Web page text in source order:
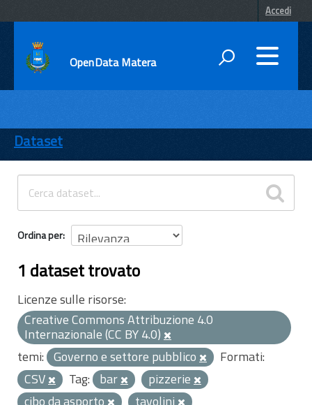
Accedi
OpenData Matera
ENTI
TEMI
INFORMAZIONI
Dataset
Ordina per
1 dataset trovato
Licenze sulle risorse:
Creative Commons Attribuzione 4.0
Internazionale (CC BY 4.0)
temi: Governo e settore pubblico
Formati:
CSV
Tag: bar
pizzerie
cibo da asporto
tavolini